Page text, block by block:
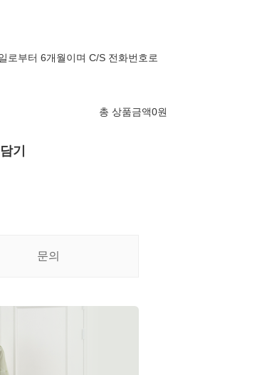
로부터 6개월이며 C/S 전화번호로
총 상품금액0원
기
문의